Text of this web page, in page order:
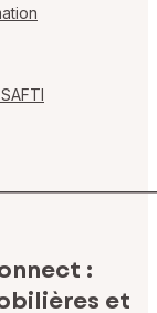
:
et